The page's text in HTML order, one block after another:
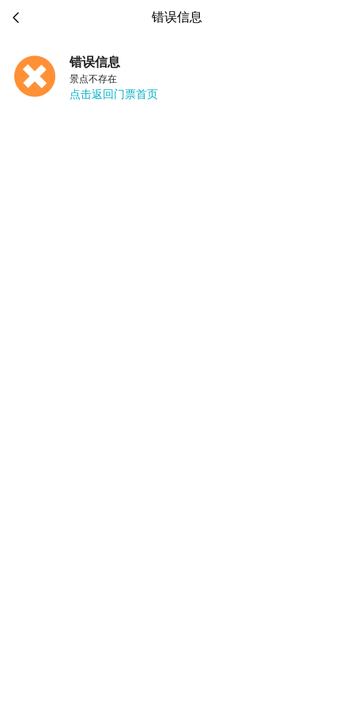
 错误信息
错误信息
景点不存在
点击返回门票首页